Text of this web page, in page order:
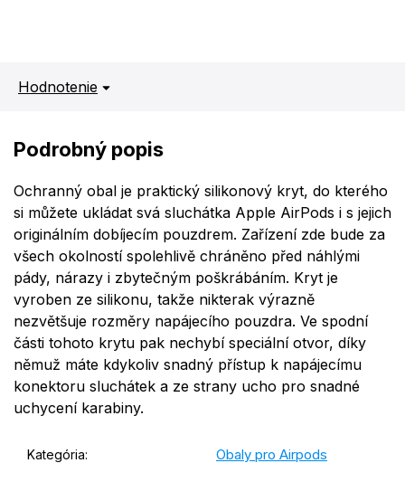
Hodnotenie
Podrobný popis
Ochranný obal je praktický silikonový kryt, do kterého
si můžete ukládat svá sluchátka Apple AirPods i s jejich
originálním dobíjecím pouzdrem. Zařízení zde bude za
všech okolností spolehlivě chráněno před náhlými
pády, nárazy i zbytečným poškrábáním. Kryt je
vyroben ze silikonu, takže nikterak výrazně
nezvětšuje rozměry napájecího pouzdra. Ve spodní
části tohoto krytu pak nechybí speciální otvor, díky
němuž máte kdykoliv snadný přístup k napájecímu
konektoru sluchátek a ze strany ucho pro snadné
uchycení karabiny.
Kategória: Obaly pro Airpods